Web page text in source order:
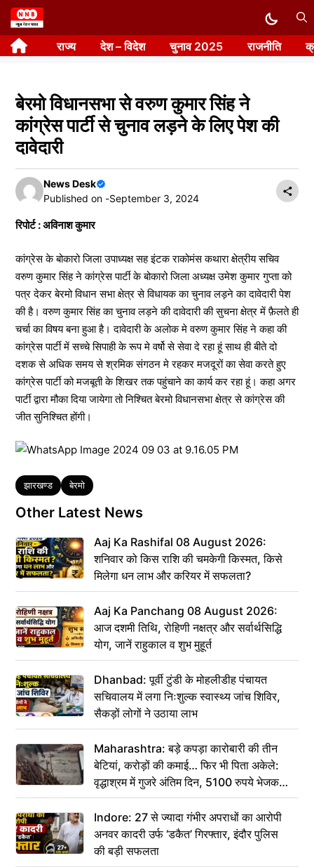
Skip
to
content राज्य देश – विदेश चुनाव 2025 राजनीति
बेरमो विधानसभा से वरुण कुमार सिंह ने
कांग्रेस पार्टी से चुनाव लड़ने के लिए पेश की
दावेदारी
News Desk
Published on -September 3, 2024
रिपोर्ट : अविनाश कुमार
कांग्रेस के बोकारो जिला उपाध्यक्ष सह इंटक राकोमंस कथारा क्षेत्रीय सचिव
वरुण कुमार सिंह ने कांग्रेस पार्टी के बोकारो जिला अध्यक्ष उमेश कुमार गुप्ता को
पत्र देकर बेरमो विधान सभा क्षेत्र से विधायक का चुनाव लड़ने का दावेदारी पेश
की है। वरुण कुमार सिंह का चुनाव लड़ने की दावेदारी की सुचना क्षेत्र में फ़ैलते ही
चर्चा का विषय बना हुआ है। दावेदारी के अलोक मे वरुण कुमार सिंह ने कहा की
कांग्रेस पार्टी में सच्चे सिपाही के रूप मे वर्षो से सेवा दे रहा हूं साथ ही बीते दो
दशक से अधिक समय से श्रमिक संगठन मे रहकर मजदूरों का सेवा करते हुए
कांग्रेस पार्टी को मजबूती के शिखर तक पहुंचाने का कार्य कर रहा हूं। कहा अगर
पार्टी द्वारा मौका दिया जायेगा तो निश्चित बेरमो विधानसभा क्षेत्र से कांग्रेस की
जीत सुनिश्चित होंगी।
Tags
झारखण्ड बेरमो
Other Latest News
Aaj Ka Rashifal 08 August 2026:
शनिवार को किस राशि की चमकेगी किस्मत, किसे
मिलेगा धन लाभ और करियर में सफलता?
Aaj Ka Panchang 08 August 2026:
आज दशमी तिथि, रोहिणी नक्षत्र और सर्वार्थसिद्धि
योग, जानें राहुकाल व शुभ मुहूर्त
Dhanbad: पूर्वी टुंडी के मोहलीडीह पंचायत
सचिवालय में लगा निःशुल्क स्वास्थ्य जांच शिविर,
सैकड़ों लोगों ने उठाया लाभ
Maharashtra: बड़े कपड़ा कारोबारी की तीन
बेटियां, करोड़ों की कमाई… फिर भी पिता अकेले:
वृद्धाश्रम में गुजरे अंतिम दिन, 5100 रुपये भेजकर
कहा– अंतिम संस्कार कर दीजिए हम नहीं आ पाएंगे
Indore: 27 से ज्यादा गंभीर अपराधों का आरोपी
अनवर कादरी उर्फ ‘डकैत’ गिरफ्तार, इंदौर पुलिस
की बड़ी सफलता